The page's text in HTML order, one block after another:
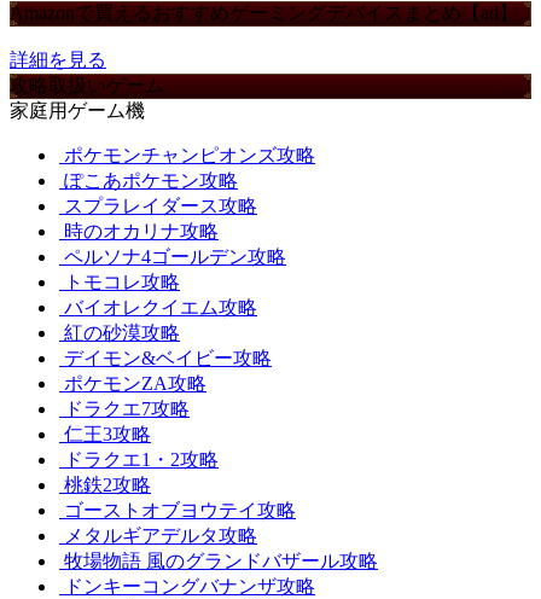
Amazonで買えるおすすめゲーミングデバイスまとめ【ad】
詳細を見る
攻略取扱いゲーム
家庭用ゲーム機
ポケモンチャンピオンズ攻略
ぽこあポケモン攻略
スプラレイダース攻略
時のオカリナ攻略
ペルソナ4ゴールデン攻略
トモコレ攻略
バイオレクイエム攻略
紅の砂漠攻略
デイモン&ベイビー攻略
ポケモンZA攻略
ドラクエ7攻略
仁王3攻略
ドラクエ1・2攻略
桃鉄2攻略
ゴーストオブヨウテイ攻略
メタルギアデルタ攻略
牧場物語 風のグランドバザール攻略
ドンキーコングバナンザ攻略